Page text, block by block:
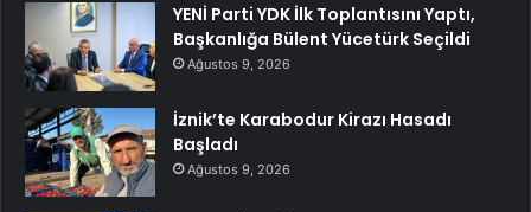
YENİ Parti YDK İlk Toplantısını Yaptı,
Başkanlığa Bülent Yücetürk Seçildi
Ağustos 9, 2026
İznik’te Karabodur Kirazı Hasadı
Başladı
Ağustos 9, 2026